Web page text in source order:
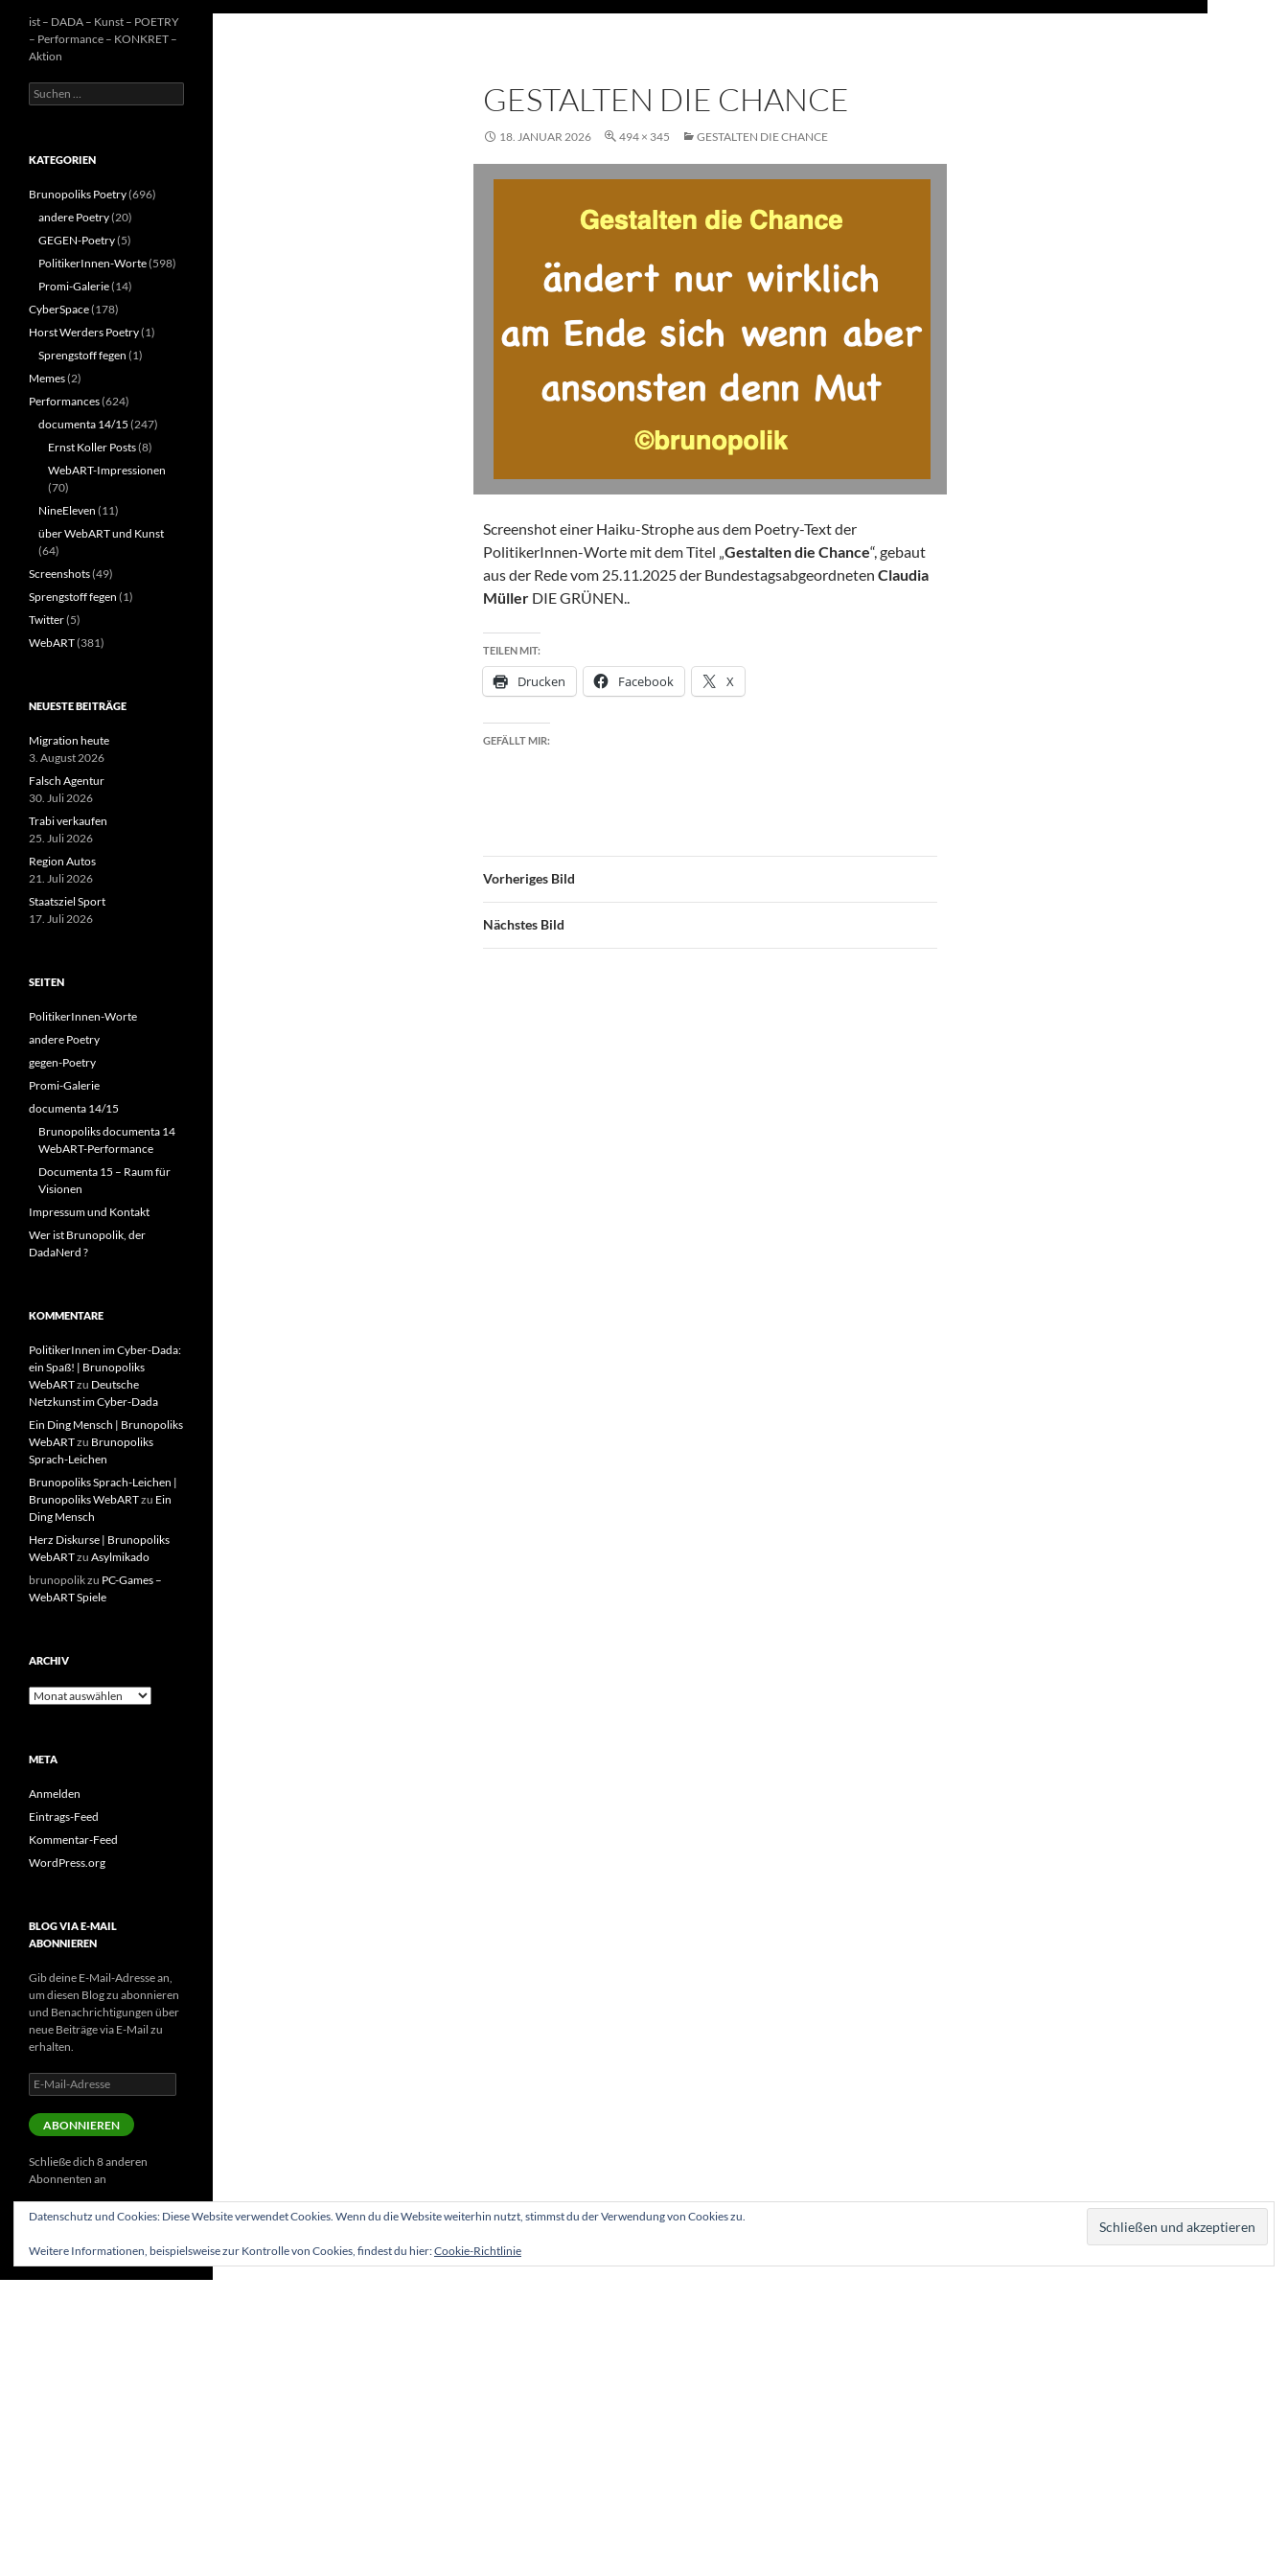
GESTALTEN DIE CHANCE
18. JANUAR 2026 494 × 345 GESTALTEN DIE CHANCE
Screenshot einer Haiku-Strophe aus dem Poetry-Text der
PolitikerInnen-Worte mit dem Titel „Gestalten die Chance“, gebaut
aus der Rede vom 25.11.2025 der Bundestagsabgeordneten Claudia
Müller DIE GRÜNEN..
TEILEN MIT:
Drucken Facebook X
GEFÄLLT MIR:
Vorheriges Bild
Nächstes Bild
ist – DADA – Kunst – POETRY
– Performance – KONKRET –
Aktion
Suchen
nach:
KATEGORIEN
Brunopoliks Poetry(696)
andere Poetry(20)
GEGEN-Poetry(5)
PolitikerInnen-Worte(598)
Promi-Galerie(14)
CyberSpace(178)
Horst Werders Poetry(1)
Sprengstoff fegen (1)
Memes(2)
Performances(624)
documenta 14/15 (247)
Ernst Koller Posts(8)
WebART-Impressionen
(70)
NineEleven (11)
über WebART und Kunst
(64)
Screenshots(49)
Sprengstoff fegen (1)
Twitter(5)
WebART(381)
NEUESTE BEITRÄGE
Migration heute
3. August 2026
Falsch Agentur
30. Juli 2026
Trabi verkaufen
25. Juli 2026
Region Autos
21. Juli 2026
Staatsziel Sport
17. Juli 2026
SEITEN
PolitikerInnen-Worte
andere Poetry
gegen-Poetry
Promi-Galerie
documenta 14/15
Brunopoliks documenta 14
WebART-Performance
Documenta 15 – Raum für
Visionen
Impressum und Kontakt
Wer ist Brunopolik, der
DadaNerd ?
KOMMENTARE
PolitikerInnen im Cyber-Dada:
ein Spaß! | Brunopoliks
WebARTzu Deutsche
Netzkunst im Cyber-Dada
Ein Ding Mensch | Brunopoliks
WebARTzu Brunopoliks
Sprach-Leichen
Brunopoliks Sprach-Leichen |
Brunopoliks WebARTzu Ein
Ding Mensch
Herz Diskurse | Brunopoliks
WebARTzu Asylmikado
brunopolikzu PC-Games –
WebART Spiele
ARCHIV
Archiv
META
Anmelden
Eintrags-Feed
Kommentar-Feed
WordPress.org
BLOG VIA E-MAIL
ABONNIEREN
Gib deine E-Mail-Adresse an,
um diesen Blog zu abonnieren
und Benachrichtigungen über
neue Beiträge via E-Mail zu
erhalten.
E-
Mail-
Adresse
ABONNIEREN
Schließe dich 8 anderen
Abonnenten an
Datenschutz und Cookies: Diese Website verwendet Cookies. Wenn du die Website weiterhin nutzt, stimmst du der Verwendung von Cookies zu.
Weitere Informationen, beispielsweise zur Kontrolle von Cookies, findest du hier:Cookie-Richtlinie